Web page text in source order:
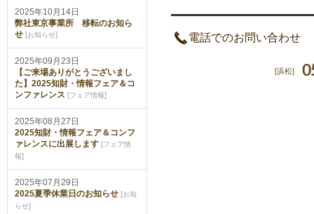
電話でのお問い合わせ
[浜松]
2025年10月14日
弊社東京事業所 移転のお知ら
せ [お知らせ]
2025年09月23日
【ご来場ありがとうございまし
た】2025知財・情報フェア＆コ
ンファレンス [フェア情報]
2025年08月27日
2025知財・情報フェア＆コンフ
ァレンスに出展します [フェア情
報]
2025年07月29日
2025夏季休業日のお知らせ [お知
らせ]